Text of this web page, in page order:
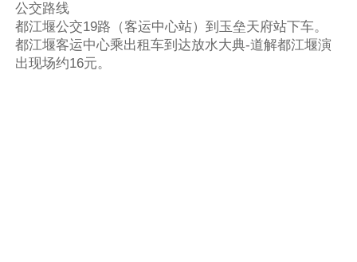
公交路线
都江堰公交19路（客运中心站）到玉垒天府站下车。
都江堰客运中心乘出租车到达放水大典-道解都江堰演
出现场约16元。